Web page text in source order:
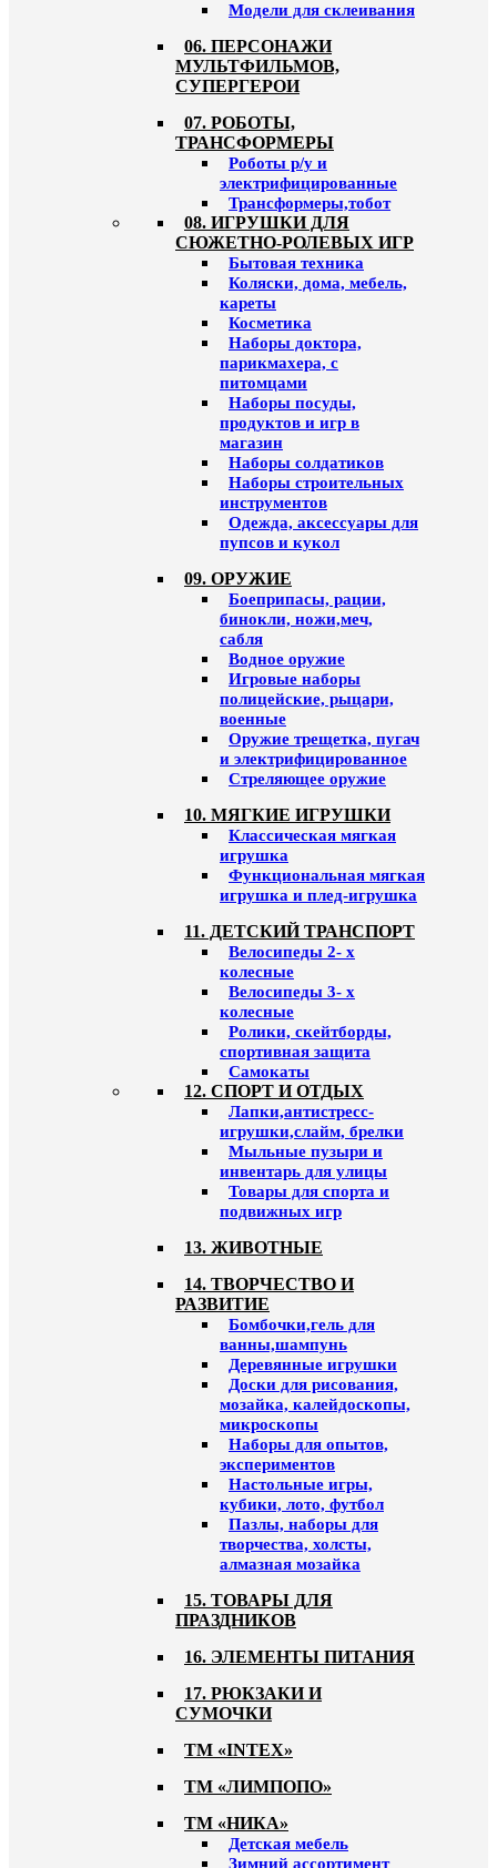
Модели для склеивания
06. ПЕРСОНАЖИ
МУЛЬТФИЛЬМОВ,
СУПЕРГЕРОИ
07. РОБОТЫ,
ТРАНСФОРМЕРЫ
Роботы р/у и
электрифицированные
Трансформеры,тобот
08. ИГРУШКИ ДЛЯ
СЮЖЕТНО-РОЛЕВЫХ ИГР
Бытовая техника
Коляски, дома, мебель,
кареты
Косметика
Наборы доктора,
парикмахера, с
питомцами
Наборы посуды,
продуктов и игр в
магазин
Наборы солдатиков
Наборы строительных
инструментов
Одежда, аксессуары для
пупсов и кукол
09. ОРУЖИЕ
Боеприпасы, рации,
бинокли, ножи,меч,
сабля
Водное оружие
Игровые наборы
полицейские, рыцари,
военные
Оружие трещетка, пугач
и электрифицированное
Стреляющее оружие
10. МЯГКИЕ ИГРУШКИ
Классическая мягкая
игрушка
Функциональная мягкая
игрушка и плед-игрушка
11. ДЕТСКИЙ ТРАНСПОРТ
Велосипеды 2- х
колесные
Велосипеды 3- х
колесные
Ролики, скейтборды,
спортивная защита
Самокаты
12. СПОРТ И ОТДЫХ
Лапки,антистресс-
игрушки,слайм, брелки
Мыльные пузыри и
инвентарь для улицы
Товары для спорта и
подвижных игр
13. ЖИВОТНЫЕ
14. ТВОРЧЕСТВО И
РАЗВИТИЕ
Бомбочки,гель для
ванны,шампунь
Деревянные игрушки
Доски для рисования,
мозайка, калейдоскопы,
микроскопы
Наборы для опытов,
экспериментов
Настольные игры,
кубики, лото, футбол
Пазлы, наборы для
творчества, холсты,
алмазная мозайка
15. ТОВАРЫ ДЛЯ
ПРАЗДНИКОВ
16. ЭЛЕМЕНТЫ ПИТАНИЯ
17. РЮКЗАКИ И
СУМОЧКИ
ТМ «INTEX»
ТМ «ЛИМПОПО»
ТМ «НИКА»
Детская мебель
Зимний ассортимент